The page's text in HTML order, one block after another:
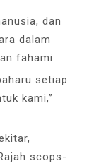
dan
dalam
fahami.
setiap
kami,”
scops-